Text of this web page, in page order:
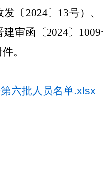
发 〔2024〕13号）
建审函〔2024〕
。
六批人员名单.xlsx